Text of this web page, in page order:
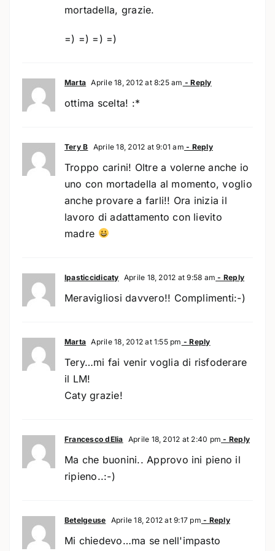
mortadella, grazie.
=) =) =) =)
Marta Aprile 18, 2012 at 8:25 am - Reply
ottima scelta! :*
Tery B Aprile 18, 2012 at 9:01 am - Reply
Troppo carini! Oltre a volerne anche io
uno con mortadella al momento, voglio
anche provare a farli!! Ora inizia il
lavoro di adattamento con lievito
madre
Ipasticcidicaty Aprile 18, 2012 at 9:58 am - Reply
Meravigliosi davvero!! Complimenti:-)
Marta Aprile 18, 2012 at 1:55 pm - Reply
Tery…mi fai venir voglia di risfoderare
il LM!
Caty grazie!
Francesco dElia Aprile 18, 2012 at 2:40 pm - Reply
Ma che buonini.. Approvo ini pieno il
ripieno..:-)
Betelgeuse Aprile 18, 2012 at 9:17 pm - Reply
Mi chiedevo…ma se nell'impasto